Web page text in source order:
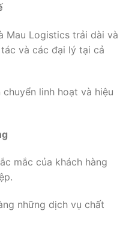
Mau Logistics trải dài và
và các đại lý tại cả
linh hoạt và hiệu
mắc của khách hàng
những dịch vụ chất